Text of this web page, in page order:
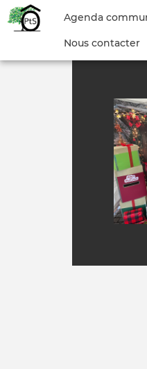
Menu
compte
l'utilisateur
Agenda
Nous contacter